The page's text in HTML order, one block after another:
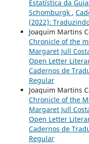
Estatística da
Schomburgk ,
(2022):
Joaquim Martins
Chronicle of the
Margaret Jull
Open Letter
Cadernos de
Regular
Joaquim Martins
Chronicle of the
Margaret Jull
Open Letter
Cadernos de
Regular